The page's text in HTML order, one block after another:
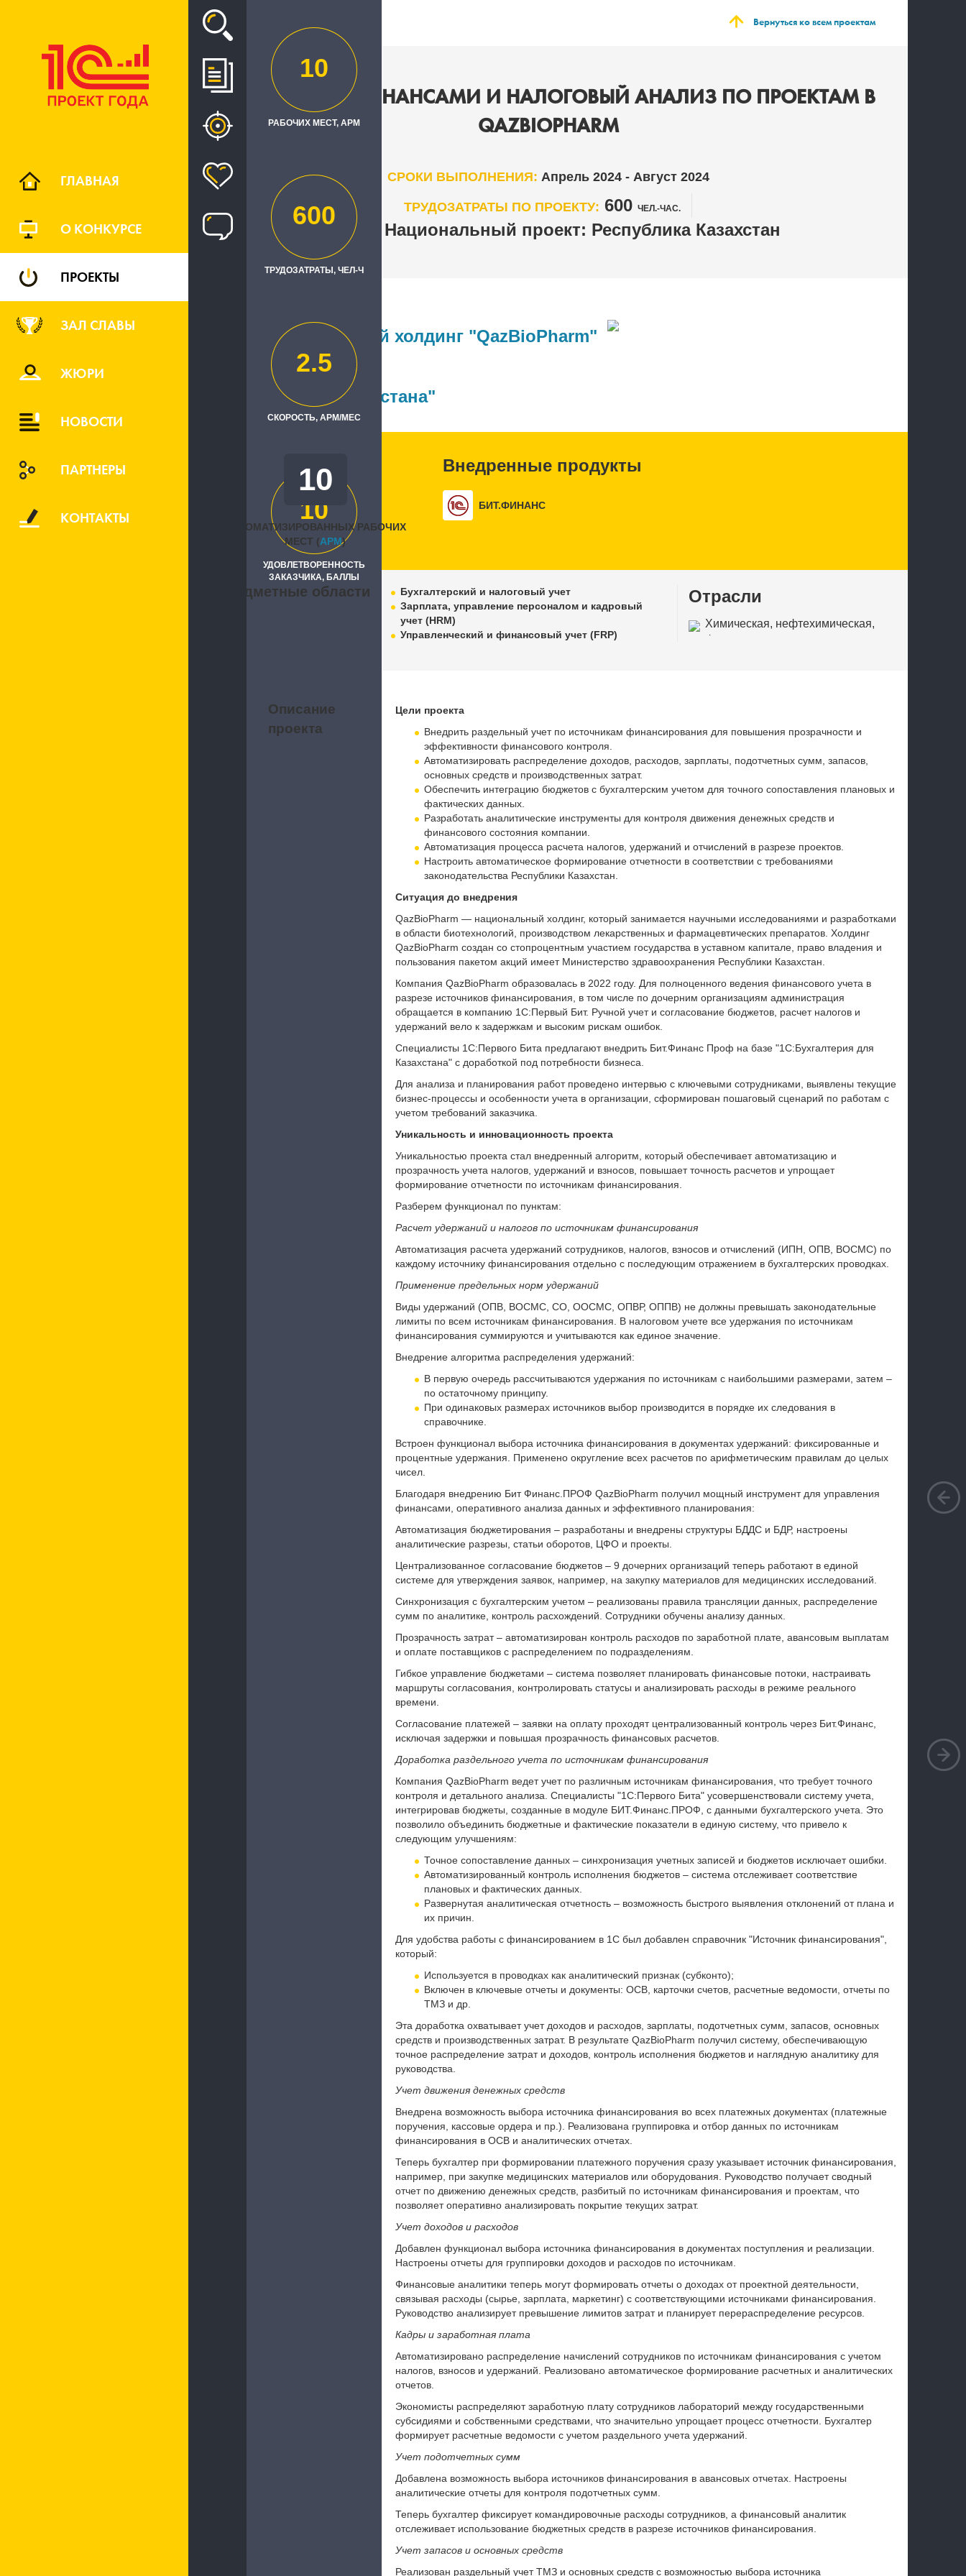
ГЛАВНАЯ
О КОНКУРСЕ
ПРОЕКТЫ
ЗАЛ СЛАВЫ
ЖЮРИ
НОВОСТИ
ПАРТНЕРЫ
КОНТАКТЫ
Проект Вернуться ко всем проектам
УПРАВЛЕНИЕ ФИНАНСАМИ И НАЛОГОВЫЙ АНАЛИЗ ПО ПРОЕКТАМ В
QAZBIOPHARM
СРОКИ ВЫПОЛНЕНИЯ: Апрель 2024 - Август 2024
ТРУДОЗАТРАТЫ ПО ПРОЕКТУ: 600 ЧЕЛ.-ЧАС.
РЕГИОН Национальный проект: Республика Казахстан
10
РАБОЧИХ МЕСТ, АРМ
600
ТРУДОЗАТРАТЫ, ЧЕЛ-Ч
2.5
СКОРОСТЬ, АРМ/МЕС
10
УДОВЛЕТВОРЕННОСТЬ
ЗАКАЗЧИКА, БАЛЛЫ
АО "Национальный холдинг "QazBioPharm"
Исполнитель
"1С:Первый Бит, Астана"
10
АВТОМАТИЗИРОВАННЫХ РАБОЧИХ
МЕСТ (APM)
Внедренные продукты
БИТ.ФИНАНС
Предметные области
Бухгалтерский и налоговый учет
Зарплата, управление персоналом и кадровый
учет (HRM)
Управленческий и финансовый учет (FRP)
Отрасли
Химическая, нефтехимическая,
фармацевтическая
Описание
проекта
Цели проекта
Внедрить раздельный учет по источникам финансирования для повышения прозрачности и
эффективности финансового контроля.
Автоматизировать распределение доходов, расходов, зарплаты, подотчетных сумм, запасов,
основных средств и производственных затрат.
Обеспечить интеграцию бюджетов с бухгалтерским учетом для точного сопоставления плановых и
фактических данных.
Разработать аналитические инструменты для контроля движения денежных средств и
финансового состояния компании.
Автоматизация процесса расчета налогов, удержаний и отчислений в разрезе проектов.
Настроить автоматическое формирование отчетности в соответствии с требованиями
законодательства Республики Казахстан.
Ситуация до внедрения
QazBioPharm — национальный холдинг, который занимается научными исследованиями и разработками
в области биотехнологий, производством лекарственных и фармацевтических препаратов. Холдинг
QazBioPharm создан со стопроцентным участием государства в уставном капитале, право владения и
пользования пакетом акций имеет Министерство здравоохранения Республики Казахстан.
Компания QazBioPharm образовалась в 2022 году. Для полноценного ведения финансового учета в
разрезе источников финансирования, в том числе по дочерним организациям администрация
обращается в компанию 1С:Первый Бит. Ручной учет и согласование бюджетов, расчет налогов и
удержаний вело к задержкам и высоким рискам ошибок.
Специалисты 1С:Первого Бита предлагают внедрить Бит.Финанс Проф на базе "1С:Бухгалтерия для
Казахстана" с доработкой под потребности бизнеса.
Для анализа и планирования работ проведено интервью с ключевыми сотрудниками, выявлены текущие
бизнес-процессы и особенности учета в организации, сформирован пошаговый сценарий по работам с
учетом требований заказчика.
Уникальность и инновационность проекта
Уникальностью проекта стал внедренный алгоритм, который обеспечивает автоматизацию и
прозрачность учета налогов, удержаний и взносов, повышает точность расчетов и упрощает
формирование отчетности по источникам финансирования.
Разберем функционал по пунктам:
Расчет удержаний и налогов по источникам финансирования
Автоматизация расчета удержаний сотрудников, налогов, взносов и отчислений (ИПН, ОПВ, ВОСМС) по
каждому источнику финансирования отдельно с последующим отражением в бухгалтерских проводках.
Применение предельных норм удержаний
Виды удержаний (ОПВ, ВОСМС, СО, ООСМС, ОПВР, ОППВ) не должны превышать законодательные
лимиты по всем источникам финансирования. В налоговом учете все удержания по источникам
финансирования суммируются и учитываются как единое значение.
Внедрение алгоритма распределения удержаний:
В первую очередь рассчитываются удержания по источникам с наибольшими размерами, затем –
по остаточному принципу.
При одинаковых размерах источников выбор производится в порядке их следования в
справочнике.
Встроен функционал выбора источника финансирования в документах удержаний: фиксированные и
процентные удержания. Применено округление всех расчетов по арифметическим правилам до целых
чисел.
Благодаря внедрению Бит Финанс.ПРОФ QazBioPharm получил мощный инструмент для управления
финансами, оперативного анализа данных и эффективного планирования:
Автоматизация бюджетирования – разработаны и внедрены структуры БДДС и БДР, настроены
аналитические разрезы, статьи оборотов, ЦФО и проекты.
Централизованное согласование бюджетов – 9 дочерних организаций теперь работают в единой
системе для утверждения заявок, например, на закупку материалов для медицинских исследований.
Синхронизация с бухгалтерским учетом – реализованы правила трансляции данных, распределение
сумм по аналитике, контроль расхождений. Сотрудники обучены анализу данных.
Прозрачность затрат – автоматизирован контроль расходов по заработной плате, авансовым выплатам
и оплате поставщиков с распределением по подразделениям.
Гибкое управление бюджетами – система позволяет планировать финансовые потоки, настраивать
маршруты согласования, контролировать статусы и анализировать расходы в режиме реального
времени.
Согласование платежей – заявки на оплату проходят централизованный контроль через Бит.Финанс,
исключая задержки и повышая прозрачность финансовых расчетов.
Доработка раздельного учета по источникам финансирования
Компания QazBioPharm ведет учет по различным источникам финансирования, что требует точного
контроля и детального анализа. Специалисты "1С:Первого Бита" усовершенствовали систему учета,
интегрировав бюджеты, созданные в модуле БИТ.Финанс.ПРОФ, с данными бухгалтерского учета. Это
позволило объединить бюджетные и фактические показатели в единую систему, что привело к
следующим улучшениям:
Точное сопоставление данных – синхронизация учетных записей и бюджетов исключает ошибки.
Автоматизированный контроль исполнения бюджетов – система отслеживает соответствие
плановых и фактических данных.
Развернутая аналитическая отчетность – возможность быстрого выявления отклонений от плана и
их причин.
Для удобства работы с финансированием в 1С был добавлен справочник "Источник финансирования",
который:
Используется в проводках как аналитический признак (субконто);
Включен в ключевые отчеты и документы: ОСВ, карточки счетов, расчетные ведомости, отчеты по
ТМЗ и др.
Эта доработка охватывает учет доходов и расходов, зарплаты, подотчетных сумм, запасов, основных
средств и производственных затрат. В результате QazBioPharm получил систему, обеспечивающую
точное распределение затрат и доходов, контроль исполнения бюджетов и наглядную аналитику для
руководства.
Учет движения денежных средств
Внедрена возможность выбора источника финансирования во всех платежных документах (платежные
поручения, кассовые ордера и пр.). Реализована группировка и отбор данных по источникам
финансирования в ОСВ и аналитических отчетах.
Теперь бухгалтер при формировании платежного поручения сразу указывает источник финансирования,
например, при закупке медицинских материалов или оборудования. Руководство получает сводный
отчет по движению денежных средств, разбитый по источникам финансирования и проектам, что
позволяет оперативно анализировать покрытие текущих затрат.
Учет доходов и расходов
Добавлен функционал выбора источника финансирования в документах поступления и реализации.
Настроены отчеты для группировки доходов и расходов по источникам.
Финансовые аналитики теперь могут формировать отчеты о доходах от проектной деятельности,
связывая расходы (сырье, зарплата, маркетинг) с соответствующими источниками финансирования.
Руководство анализирует превышение лимитов затрат и планирует перераспределение ресурсов.
Кадры и заработная плата
Автоматизировано распределение начислений сотрудников по источникам финансирования с учетом
налогов, взносов и удержаний. Реализовано автоматическое формирование расчетных и аналитических
отчетов.
Экономисты распределяют заработную плату сотрудников лабораторий между государственными
субсидиями и собственными средствами, что значительно упрощает процесс отчетности. Бухгалтер
формирует расчетные ведомости с учетом раздельного учета удержаний.
Учет подотчетных сумм
Добавлена возможность выбора источников финансирования в авансовых отчетах. Настроены
аналитические отчеты для контроля подотчетных сумм.
Теперь бухгалтер фиксирует командировочные расходы сотрудников, а финансовый аналитик
отслеживает использование бюджетных средств в разрезе источников финансирования.
Учет запасов и основных средств
Реализован раздельный учет ТМЗ и основных средств с возможностью выбора источника